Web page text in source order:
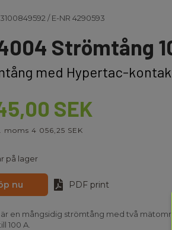
/E-NR 4290593
Strömtång
med Hypertac-
SEK
moms 4 056,25 SEK
på lager
nu PDF print
är en mångsidig strömtång med två
100 A.